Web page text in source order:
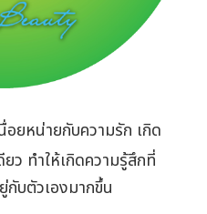
อยหน่ายกับความรัก เกิด
ว ทำให้เกิดความรู้สึกที่
บตัวเองมากขึ้น